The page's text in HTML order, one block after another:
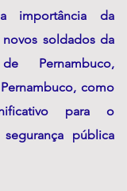
importância da
soldados da
Pernambuco,
como
para o
pública